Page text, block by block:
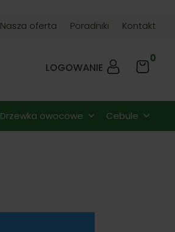
Nasza oferta Poradniki Kontakt
LOGOWANIE
0
Drzewka owocowe Cebule